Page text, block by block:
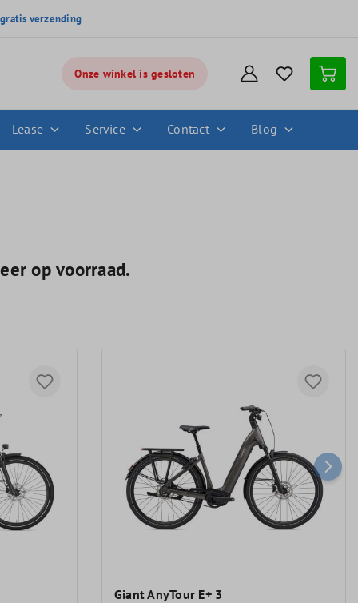
gratis verzending
Onze winkel is gesloten
Lease Service Contact Blog
op voorraad.
Giant AnyTour E+ 3